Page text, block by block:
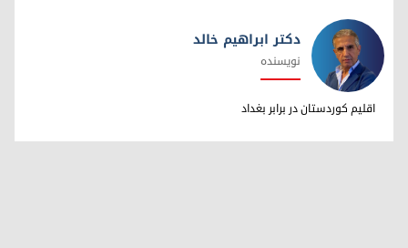
دکتر ابراهیم خالد
دکتر ابراهیم خالد
نویسنده
اقلیم کوردستان در برابر بغداد